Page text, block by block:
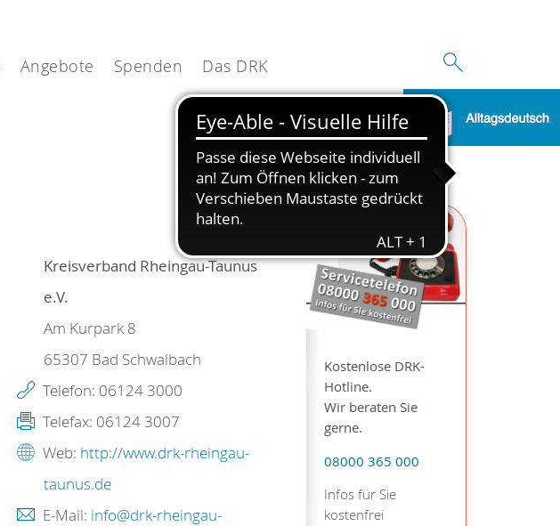
Angebote Spenden Das DRK
Kostenlose DRK-
Hotline.
Wir beraten Sie
gerne.
08000 365 000
Infos für Sie
kostenfrei
Kreisverband Rheingau-Taunus
e.V.
Am Kurpark 8
65307 Bad Schwalbach
Telefon: 06124 3000
Telefax: 06124 3007
Web: http://www.drk-rheingau-
taunus.de
E-Mail: info@drk-rheingau-